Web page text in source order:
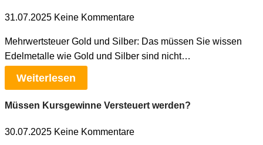
31.07.2025 Keine Kommentare
Mehrwertsteuer Gold und Silber: Das müssen Sie wissen
Edelmetalle wie Gold und Silber sind nicht…
Weiterlesen
Müssen Kursgewinne Versteuert werden?
30.07.2025 Keine Kommentare